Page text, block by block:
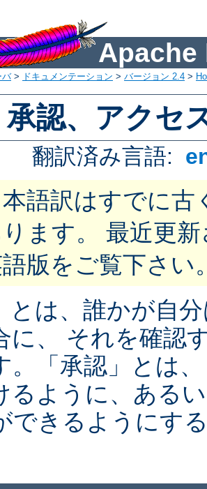
Apache
バ> ドキュメンテーション > バージョン 2.4 >
認、アクセ
翻訳済み言語:
語訳はすでに古
ます。 最近更
版をご覧下さい
とは、誰かが自
に、 それを確認
。「承認」とは
るように、ある
できるようにす